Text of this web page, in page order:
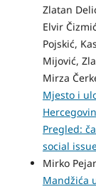
Zlatan
Elvir
Pojskić,
Mijović,
Mirza
Mjesto i
Pregled:
social
Mirko
Mandžića